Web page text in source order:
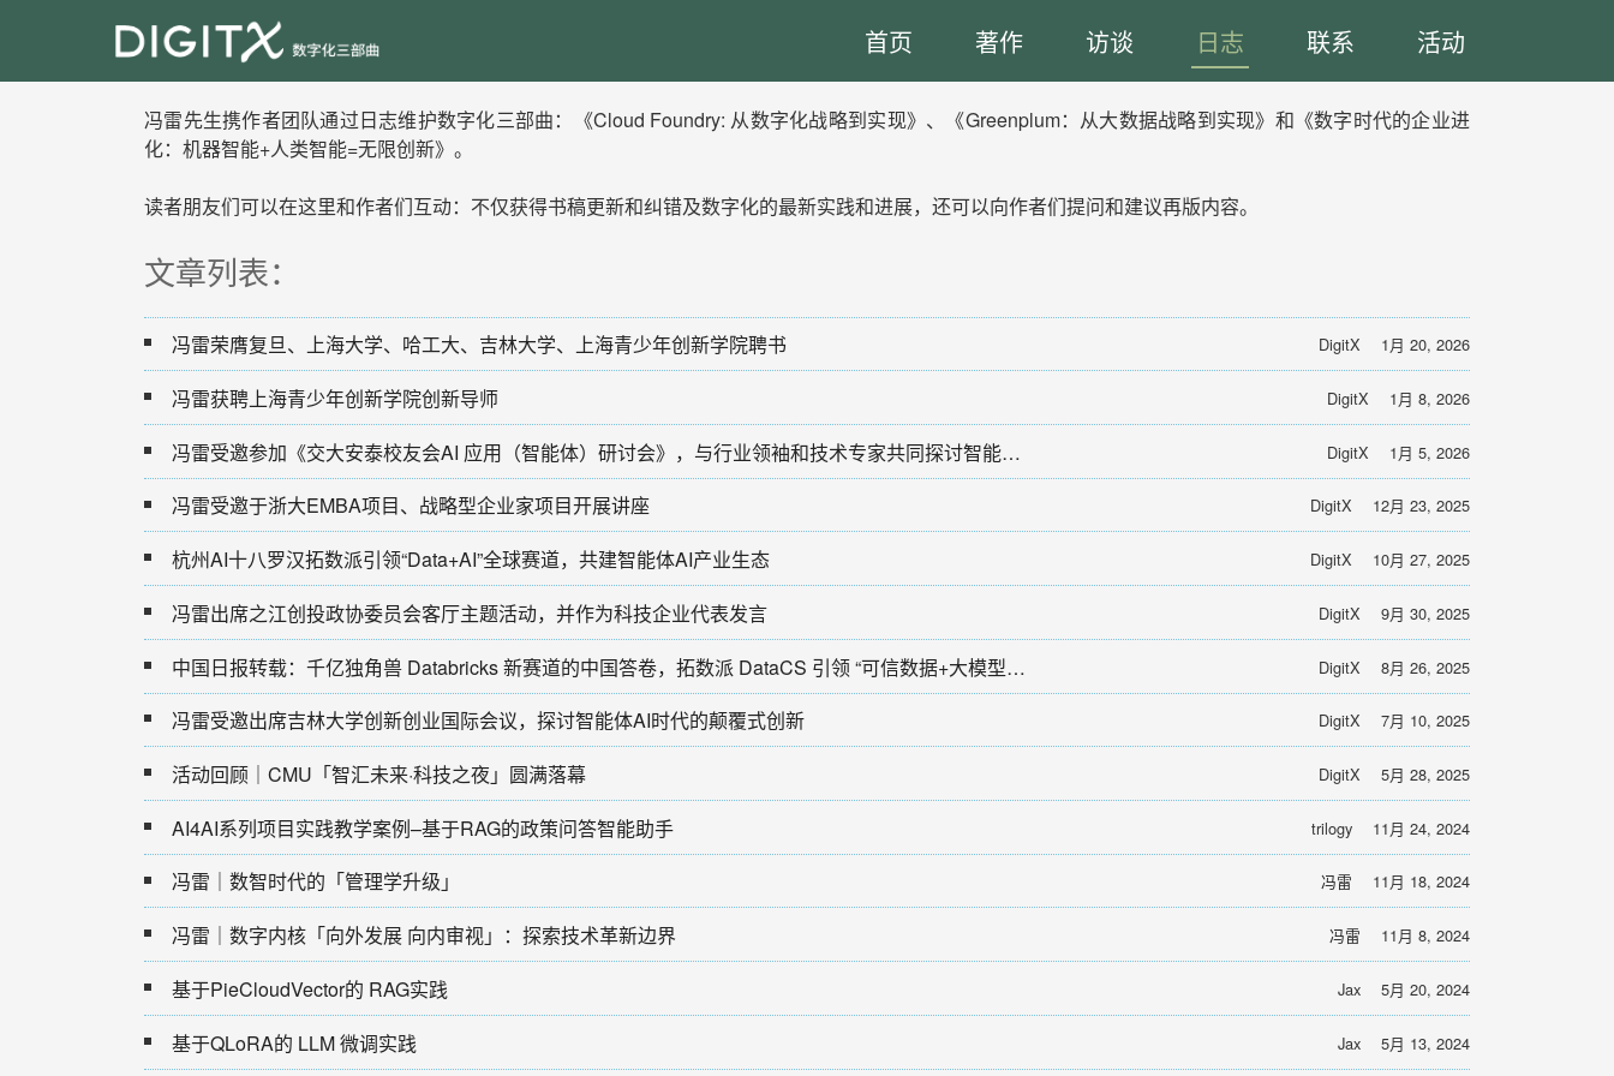
首页 著作 访谈 日志 联系 活动
冯雷先生携作者团队通过日志维护数字化三部曲：《Cloud Foundry: 从数字化战略到实现》、《Greenplum：从大数据战略到实现》和《数字时代的企业进
化：机器智能+人类智能=无限创新》。
读者朋友们可以在这里和作者们互动：不仅获得书稿更新和纠错及数字化的最新实践和进展，还可以向作者们提问和建议再版内容。
文章列表：
冯雷荣膺复旦、上海大学、哈工大、吉林大学、上海青少年创新学院聘书 DigitX 1月 20, 2026
冯雷获聘上海青少年创新学院创新导师 DigitX 1月 8, 2026
冯雷受邀参加《交大安泰校友会AI 应用（智能体）研讨会》，与行业领袖和技术专家共同探讨智能体AI的无限可能 DigitX 1月 5, 2026
冯雷受邀于浙大EMBA项目、战略型企业家项目开展讲座 DigitX 12月 23, 2025
杭州AI十八罗汉拓数派引领“Data+AI”全球赛道，共建智能体AI产业生态 DigitX 10月 27, 2025
冯雷出席之江创投政协委员会客厅主题活动，并作为科技企业代表发言 DigitX 9月 30, 2025
中国日报转载：千亿独角兽 Databricks 新赛道的中国答卷，拓数派 DataCS 引领 “可信数据+大模型AI” 新范式 DigitX 8月 26, 2025
冯雷受邀出席吉林大学创新创业国际会议，探讨智能体AI时代的颠覆式创新 DigitX 7月 10, 2025
活动回顾｜CMU「智汇未来·科技之夜」圆满落幕 DigitX 5月 28, 2025
AI4AI系列项目实践教学案例–基于RAG的政策问答智能助手 trilogy 11月 24, 2024
冯雷｜数智时代的「管理学升级」 冯雷 11月 18, 2024
冯雷｜数字内核「向外发展 向内审视」：探索技术革新边界 冯雷 11月 8, 2024
基于PieCloudVector的 RAG实践 Jax 5月 20, 2024
基于QLoRA的 LLM 微调实践 Jax 5月 13, 2024